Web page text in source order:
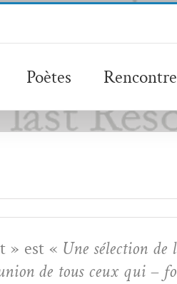
Poètes
» est « Une sélec­tion de
de tous ceux qui –